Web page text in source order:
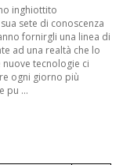
inghiottito
sete di conoscenza
fornirgli una linea di
ad una realtà che lo
tecnologie ci
ogni giorno più
pu ...